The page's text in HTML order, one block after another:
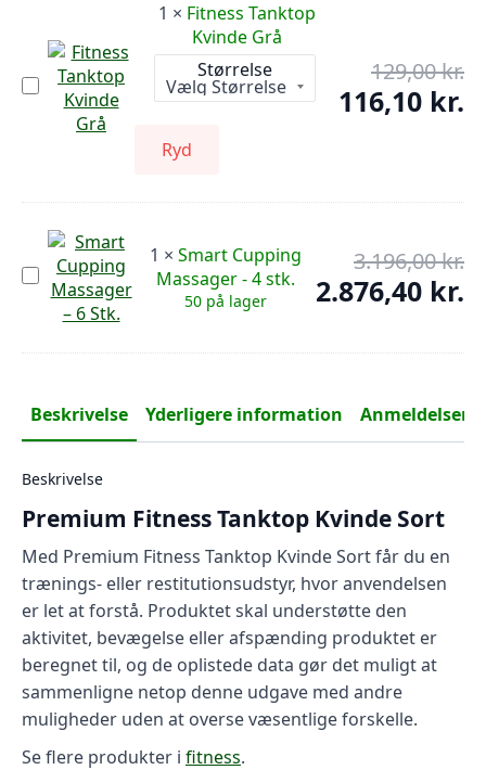
Fitness
Tanktop
1 × Fitness Tanktop
Kvinde Grå
Størrelse
Ryd
129,00kr.
116,10 kr.
Smart
Cupping
Massager
stk.
1 × Smart Cupping
Massager - 4 stk.
50 på lager
3.196,00kr.
2.876,40 kr.
er:
Beskrivelse
Yderligere information Anmeldelser
Beskrivelse
Premium Fitness Tanktop Kvinde Sort
Med Premium Fitness Tanktop Kvinde Sort får du en
trænings- eller restitutionsudstyr, hvor anvendelsen
er let at forstå. Produktet skal understøtte den
aktivitet, bevægelse eller afspænding produktet er
beregnet til, og de oplistede data gør det muligt at
sammenligne netop denne udgave med andre
muligheder uden at overse væsentlige forskelle.
Se flere produkter i fitness.